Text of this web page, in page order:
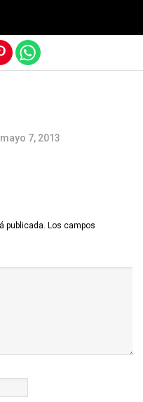
mayo 7, 2013
publicada. Los campos
móvil